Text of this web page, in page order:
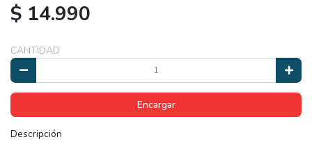
$ 14.990
CANTIDAD
Encargar
Descripción